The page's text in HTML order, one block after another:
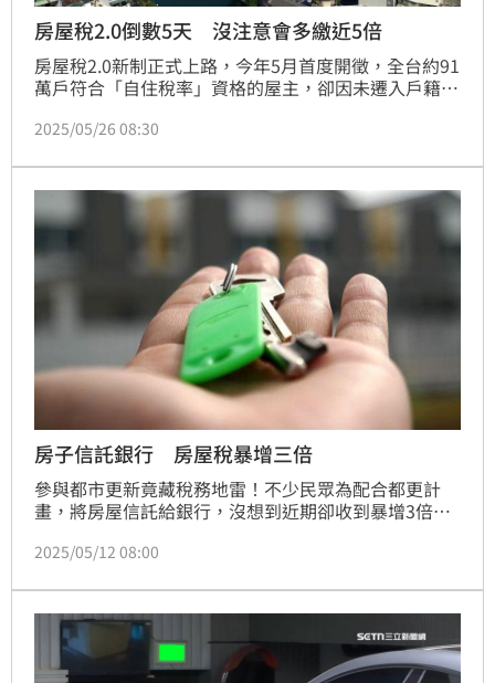
房屋稅2.0倒數5天 沒注意會多繳近5倍
房屋稅2.0新制正式上路，今年5月首度開徵，全台約91
萬戶符合「自住稅率」資格的屋主，卻因未遷入戶籍，
與申報期限，將最強節稅神招延後至6月2日，但扣掉假
單會哭出來！」
2025/05/26 08:30
房子信託銀行 房屋稅暴增三倍
參與都市更新竟藏稅務地雷！不少民眾為配合都更計
畫，將房屋信託給銀行，沒想到近期卻收到暴增3倍的
訪時直言，問題出在稅捐單位誤判，導致委託人無辜背
2025/05/12 08:00